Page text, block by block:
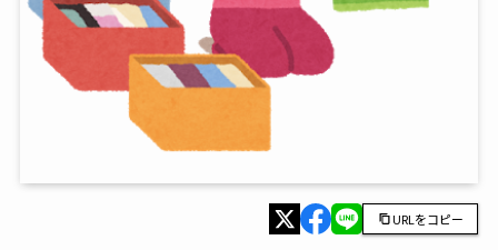
URLをコピー